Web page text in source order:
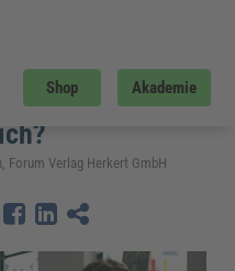
Shop Akademie
unterscheiden sie sich?
im
es und wie
Forum Verlag Herkert GmbH